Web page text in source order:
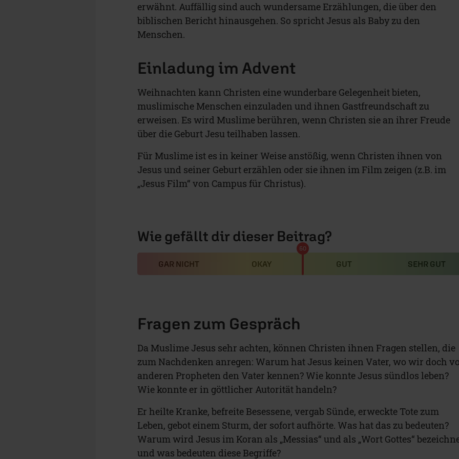
erwähnt. Auffällig sind auch wundersame Erzählungen, die über den
biblischen Bericht hinausgehen. So spricht Jesus als Baby zu den
Menschen.
Einladung im Advent
Weihnachten kann Christen eine wunderbare Gelegenheit bieten,
muslimische Menschen einzuladen und ihnen Gastfreundschaft zu
erweisen. Es wird Muslime berühren, wenn Christen sie an ihrer Freude
über die Geburt Jesu teilhaben lassen.
Für Muslime ist es in keiner Weise anstößig, wenn Christen ihnen von
Jesus und seiner Geburt erzählen oder sie ihnen im Film zeigen (z.B. im
„Jesus Film“ von Campus für Christus).
Wie gefällt dir dieser Beitrag?
GAR NICHT OKAY GUT SEHR GUT
50
Fragen zum Gespräch
Da Muslime Jesus sehr achten, können Christen ihnen Fragen stellen, die
zum Nachdenken anregen: Warum hat Jesus keinen Vater, wo wir doch
anderen Propheten den Vater kennen? Wie konnte Jesus sündlos leben?
Wie konnte er in göttlicher Autorität handeln?
Er heilte Kranke, befreite Besessene, vergab Sünde, erweckte Tote zum
Leben, gebot einem Sturm, der sofort aufhörte. Was hat das zu bedeuten?
Warum wird Jesus im Koran als „Messias“ und als „Wort Gottes“
und was bedeuten diese Begriffe?